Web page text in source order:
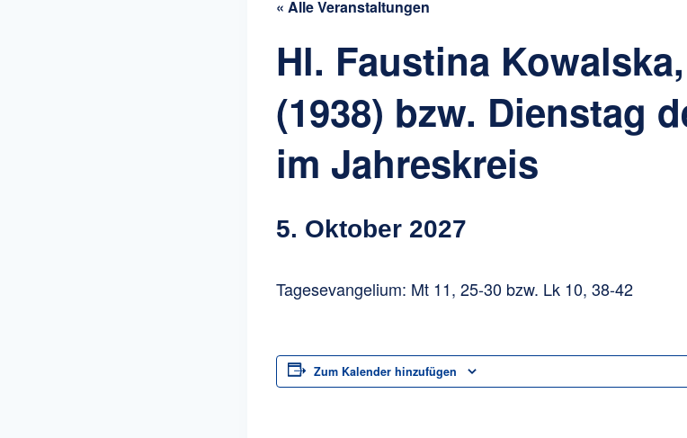
« Alle Veranstaltungen
Hl. Faustina
(1938) bzw. Dienstag
im Jahreskreis
5. Oktober 2027
Tagesevangelium: Mt 11, 25-30 bzw. Lk 10, 38-42
Zum Kalender hinzufügen